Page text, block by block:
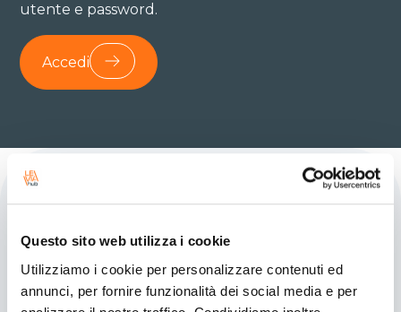
Questo sito web utilizza i cookie
Utilizziamo i cookie per personalizzare contenuti ed
annunci, per fornire funzionalità dei social media e per
utente e password.
Accedi
Con noi, ogni storia è di
successo.